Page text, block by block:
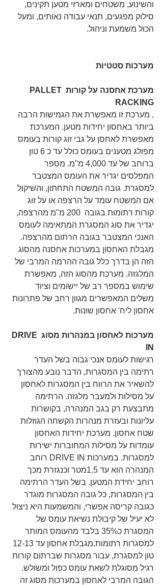
והשינוע, משטחים ומארזי מטען תקינים,
סילוק מפגעים, תנאי עבודה נאותים, ומעל
הכול משמעת וניהול.
מערכות סטטיות
מערכת אחסנה על קורות PALLET
RACKING
, מערכת זו מאפשרת את הגמישות הרבה
ביותר באחסון יחידות מטען. המערכת
מאפשרת לאחסן על גבי זוג קורות בעומס
מפולג מטענים בעומס כולל עד כ 6 טון
ברוחב של עד 4,000 מ"מ. מספר
המפלסים יגדיר את העומס המצטבר
למסגרת. גובה המשטח התחתון, והשיקול
אם המשטח עומד על הרצפה או על זוג
קורות רתומות בגובה  200 מ"מ מהרצפה,
יגדיר את סוג המסגרת המתאימה לעומס
האנכי המצטבר בגובה הרתום מהרצפה.
מגבלת האחסון במערכות אחסנה מהסוג
הזה הן בדרך כלל גובה ההרמה המרבי של
המלגזה. מערכת מהסוג הזה, מאפשרת
שימוש במספר רב של יישומים וציוד
משלים המאפשרים מגוון רחב של פתרונות
אחסון ליח' אחסון שונות.
מערכות לאחסון במנהרות מסוג DRIVE
IN
רגישות לעומס אנכי גבוה בשל העדר
רתימה בין המסגרות, הדבר נובע מהצורך
להשאיר את הרווח בין המסגרות לאחסון
על מסילות ולמעבר מלגזה. הרתימה
מתבצעת רק בגב המנהרה, בקושרות
עליונות ובעזרת מנהרות הקשחה הגוזלות
שטח אחסון. מערכת יחידות האחסון
עומדות על מסילות המחוברות ישירות
למסגרות. במערכות DRIVE IN רוחב
המנהרה הוא עד 1.5מטר וכנגזרת מכך
רוחב יחידת המטען. בשל העדר הרתימה
בין המסגרות, כל גובה המסגרות מוגדר
כגובה קריסה אפשרי, והמשמעות היא ניצול
לא יעיל של קיבולת נשיאת עומס של
המסגרת כ35% בלבד מהעומס המותר
טון למסגרת, עבור מסגרות שברתום קורות
רגיל מסוגלת לשאת עומס כפול ומשולש.
הגובה המרבי לאחסון במערכות מסוג זה